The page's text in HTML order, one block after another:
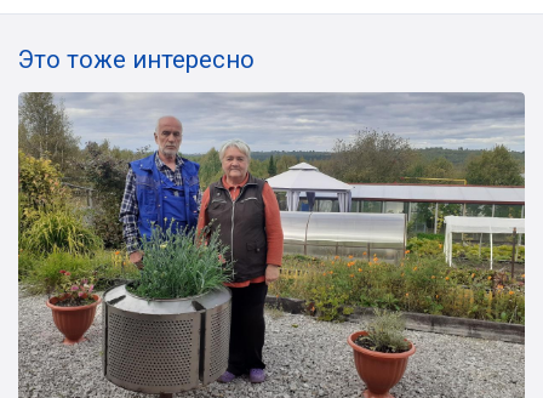
Это тоже интересно